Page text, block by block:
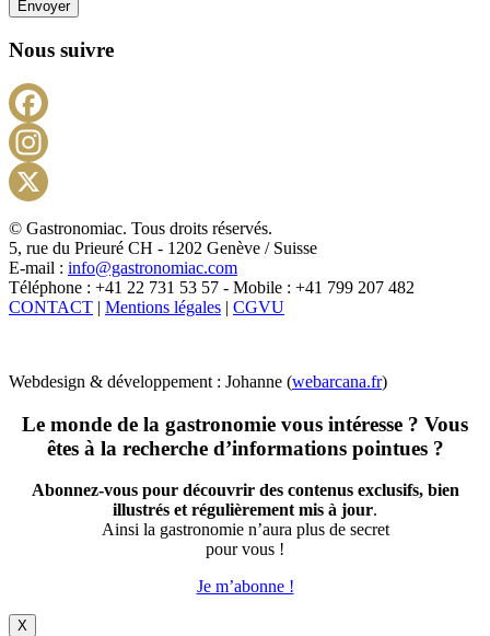
Envoyer
Nous suivre
X
© Gastronomiac. Tous droits réservés.
5, rue du Prieuré CH - 1202 Genève / Suisse
E-mail : info@gastronomiac.com
Téléphone : +41 22 731 53 57 - Mobile : +41 799 207 482
CONTACT | Mentions légales | CGVU
Webdesign & développement : Johanne (webarcana.fr)
Le monde de la gastronomie vous intéresse ? Vous
êtes à la recherche d’informations pointues ?
Abonnez-vous pour découvrir des contenus exclusifs, bien
illustrés et régulièrement mis à jour.
Ainsi la gastronomie n’aura plus de secret
pour vous !
Je m’abonne !
X